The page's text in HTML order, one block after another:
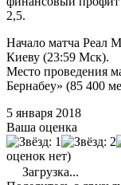
2,5.
Начало матча Реал
Киеву (23:59 Мск).
Место проведения
Бернабеу» (85 400
5 января 2018
Ваша оценка
оценок нет)
Загрузка...